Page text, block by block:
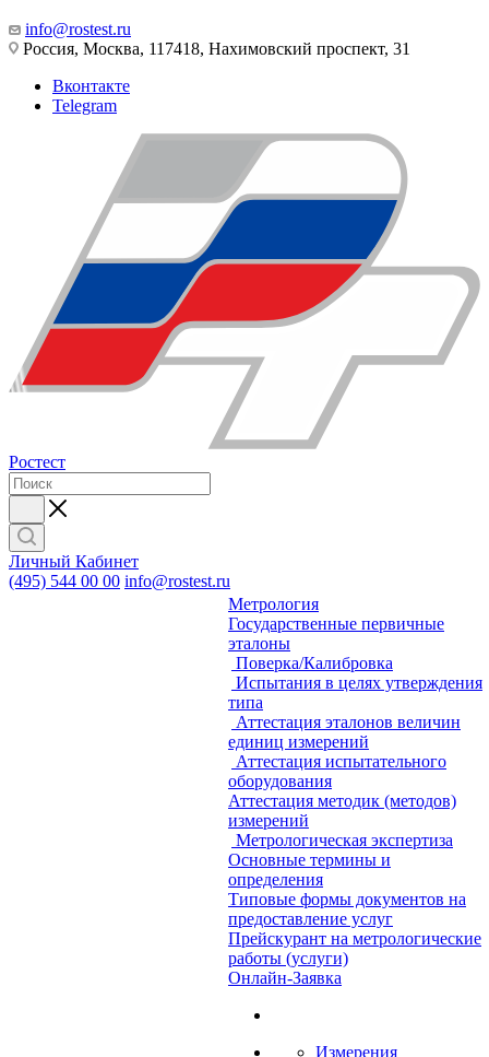
info@rostest.ru
Россия, Москва, 117418, Нахимовский проспект, 31
Вконтакте
Telegram
Ростест
Личный Кабинет
(495) 544 00 00 info@rostest.ru
Метрология
Государственные первичные
эталоны
Поверка/Калибровка
Испытания в целях утверждения
типа
Аттестация эталонов величин
единиц измерений
Аттестация испытательного
оборудования
Аттестация методик (методов)
измерений
Метрологическая экспертиза
Основные термины и
определения
Типовые формы документов на
предоставление услуг
Прейскурант на метрологические
работы (услуги)
Онлайн-Заявка
Измерения